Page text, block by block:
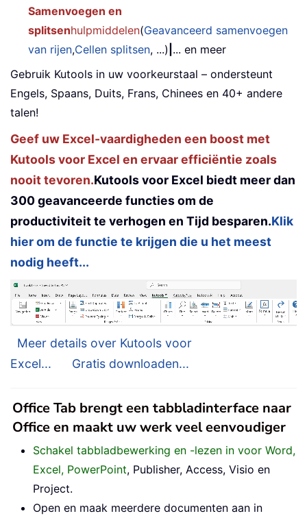
Samenvoegen en
splitsenhulpmiddelen(Geavanceerd samenvoegen
van rijen,Cellen splitsen, ...) ... en meer
Gebruik Kutools in uw voorkeurstaal – ondersteunt
Engels, Spaans, Duits, Frans, Chinees en 40+ andere
talen!
Geef uw Excel-vaardigheden een boost met
Kutools voor Excel en ervaar efficiëntie zoals
nooit tevoren.Kutools voor Excel biedt meer dan
300 geavanceerde functies om de
productiviteit te verhogen en Tijd besparen.Klik
hier om de functie te krijgen die u het meest
nodig heeft...
Meer details over Kutools voor
Excel...
Gratis downloaden...
Office Tab brengt een tabbladinterface naar
Office en maakt uw werk veel eenvoudiger
Schakel tabbladbewerking en -lezen in voor Word,
Excel, PowerPoint, Publisher, Access, Visio en
Project.
Open en maak meerdere documenten aan in